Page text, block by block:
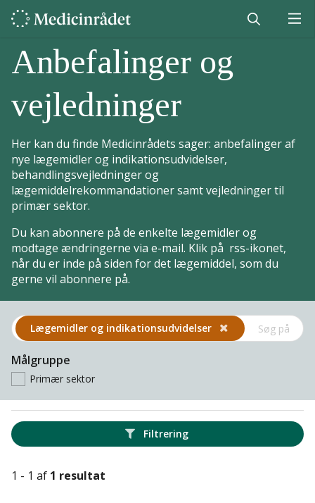
Anbefalinger og
vejledninger
Her kan du finde Medicinrådets sager: anbefalinger af
nye lægemidler og indikationsudvidelser,
behandlingsvejledninger og
lægemiddelrekommandationer samt vejledninger til
primær sektor.
Du kan abonnere på de enkelte lægemidler og
modtage ændringerne via e-mail. Klik på rss-ikonet,
når du er inde på siden for det lægemiddel, som du
gerne vil abonnere på.
Lægemidler og indikations­udvidelser
Målgruppe
Primær sektor
Filtrering
1 - 1 af 1 resultat